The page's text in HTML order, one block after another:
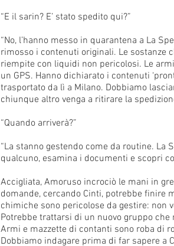
“E il sarin? E’ stato spedito qui?”
“No, l’hanno messo in quarantena a La
rimosso i contenuti originali. Le sostanze
riempite con liquidi non pericolosi. Le
un GPS. Hanno dichiarato i contenuti
trasportato da lì a Milano. Dobbiamo
chiunque altro venga a ritirare la
“Quando arriverà?”
“La stanno gestendo come da routine. La
qualcuno, esamina i documenti e scopri
Accigliata, Amoruso incrociò le mani in
domande, cercando Cinti, potrebbe finire
chimiche sono pericolose da gestire: non
Potrebbe trattarsi di un nuovo gruppo
Armi e mazzette di contanti sono roba di
Dobbiamo indagare prima di far sapere a